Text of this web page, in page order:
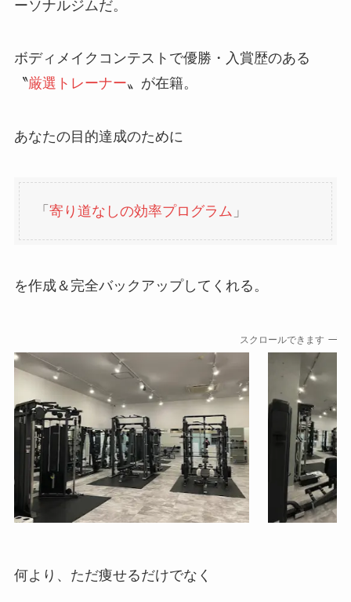
ーソナルジムだ。
ボディメイクコンテストで優勝・入賞歴のある
〝厳選トレーナー〟が在籍。
あなたの目的達成のために
「 寄り道なしの効率プログラム 」
を作成＆完全バックアップしてくれる。
スクロールできます
何より、ただ痩せるだけでなく